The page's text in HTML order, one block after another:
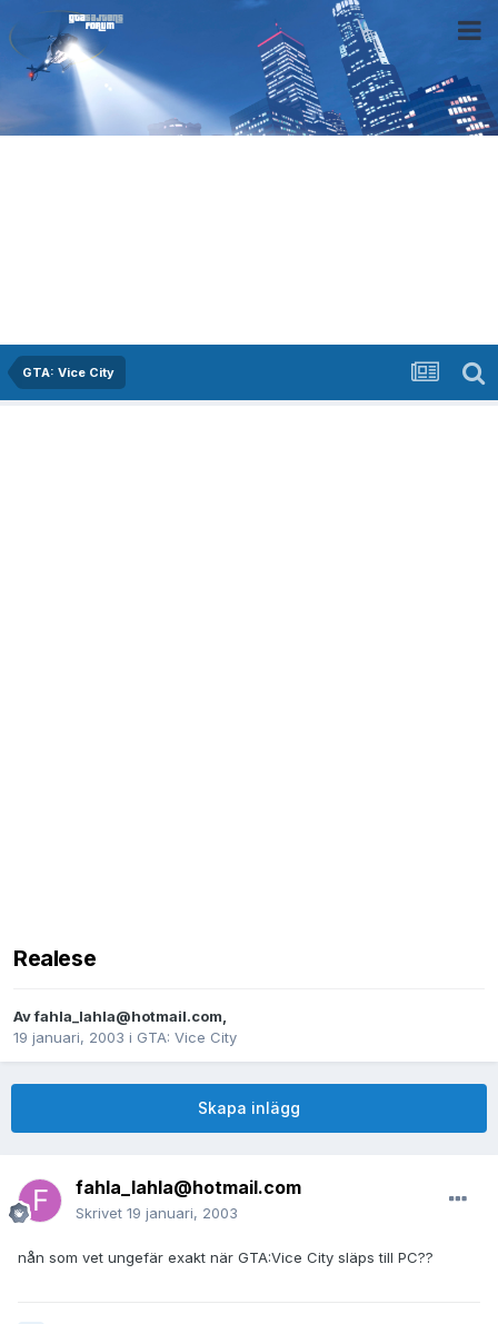
GTA: Vice City
Realese
Avfahla_lahla@hotmail.com,
19 januari, 2003 i GTA: Vice City
Skapa inlägg
fahla_lahla@hotmail.com
Skrivet 19 januari, 2003
nån som vet ungefär exakt när GTA:Vice City släps till PC??